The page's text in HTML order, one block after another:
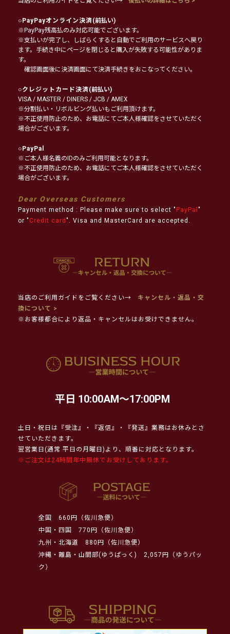
○PayPayオンライン決済(前払い)
※PayPay残高払のみ対応可能でございます。
※支払いが完了し、しばらくすると自動でご利用のサービスへ戻り
ます。手続き中にページを閉じると購入が失敗する可能性がありま
す。
確認画面後に決済画面にて決済手続きをおこなってください。
○クレジットカード決済(前払い)
VISA / MASTER / DINERS / JCB / AMEX
※分割払い・リボルビング払いもご利用頂けます。
※不正使用防止のため、お電話にてご本人様確認をさせていただく
場合がございます。
○PayPal
※ご本人様名義のIDのみご利用可能となります。
※不正使用防止のため、お電話にてご本人様確認をさせていただく
場合がございます。
Dear Overseas Customers
Payment method : Please make sure to select " PayPal "
or " Credit card ". Visa and MasterCard are accepted.
当店のご利用ガイドをご覧ください→
キャンセル・返品・交
換について >
※お客様都合により返品・キャンセルはお受けできません。
平日 10:00AM～17:00PM
土日・祝日は『受注』・『返信』・『発送』業務はお休みとさ
せていただきます。
翌営業日(通常 平日の月曜日)より、順番に対応となります。
※ご注文は24時間年中無休でお受けしております。
全国
660円（佐川急便）
中国・四国
770円（佐川急便）
九州・北海道
880円（佐川急便）
沖縄・離島・山間部(ゆうぱっく)
2,057円（ゆうパッ
ク）